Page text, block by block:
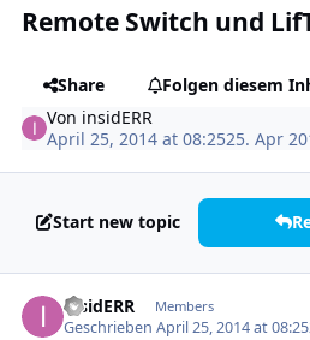
Remote Switch und
Share
Folgen diesem
Von insidERR
April 25, 2014 at 08:2525. Apr
Start new topic
insidERR Members
GeschriebenApril 25, 2014 at 08:25